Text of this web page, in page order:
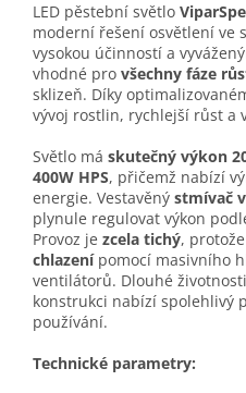
LED pěstební světlo
moderní řešení osvětlení ve
vysokou účinností a
vhodné pro všechny fáze
sklizeň. Díky
vývoj rostlin, rychlejší růst a
Světlo má skutečný výkon
400W HPS, přičemž nabízí
energie. Vestavěný stmívač
plynule regulovat výkon
Provoz je zcela tichý,
chlazenípomocí masivního
ventilátorů. Dlouhé
konstrukci nabízí spolehlivý
používání.
Technické parametry: